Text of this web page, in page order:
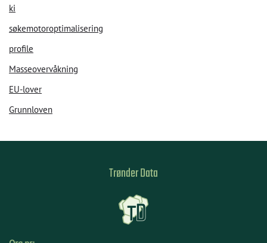
ki
søkemotoroptimalisering
profile
Masseovervåkning
EU-lover
Grunnloven
Trønder Data